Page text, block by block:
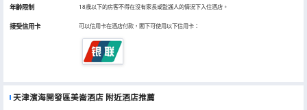
年齡限制 18歲以下的房客不得在沒有家長或監護人的情況下入住酒店。
接受信用卡 可以信用卡在酒店付款，閣下可使用以下信用卡：
天津濱海開發區美崙酒店 附近酒店推薦